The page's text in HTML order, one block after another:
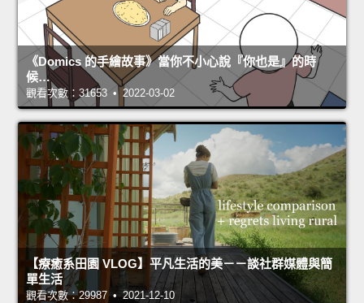
《Domics 的手繪故事》當你不小心說『你也是』的時
候…
觀看次數：31653 • 2022-03-02
【療癒系田園 VLOG】平凡生活的美－－談社群媒體與簡
單生活
觀看次數：29987 • 2021-12-10